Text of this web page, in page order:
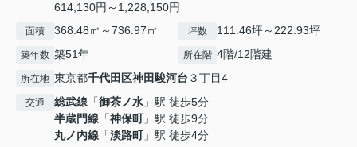
614,130円～1,228,150円
面積 368.48㎡～736.97㎡ 坪数 111.46坪～222.93坪
築年数 築51年 所在階 4階/12階建
所在地 東京都千代田区神田駿河台 ３丁目4
交通 総武線 「御茶ノ水 」駅 徒歩5分
半蔵門線 「神保町」駅 徒歩9分
丸ノ内線 「淡路町」駅 徒歩4分